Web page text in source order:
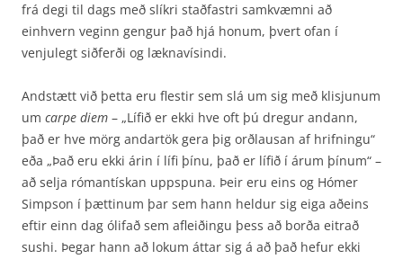
frá degi til dags með slíkri staðfastri samkvæmni að
einhvern veginn gengur það hjá honum, þvert ofan í
venjulegt siðferði og læknavísindi.
Andstætt við þetta eru flestir sem slá um sig með klisjunum
um carpe diem – „Lífið er ekki hve oft þú dregur andann,
það er hve mörg andartök gera þig orðlausan af hrifningu“
eða „Það eru ekki árin í lífi þínu, það er lífið í árum þínum“ –
að selja rómantískan uppspuna. Þeir eru eins og Hómer
Simpson í þættinum þar sem hann heldur sig eiga aðeins
eftir einn dag ólifað sem af­leiðingu þess að borða eitrað
sushi. Þegar hann að lokum áttar sig á að það hefur ekki